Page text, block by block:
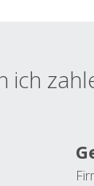
ich